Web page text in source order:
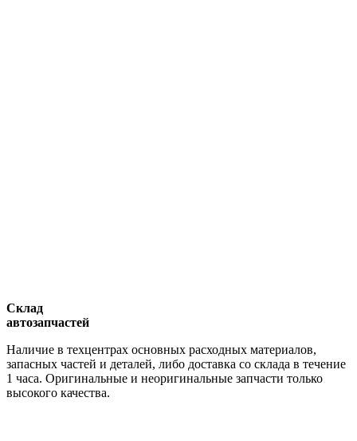
Склад
автозапчастей
Наличие в техцентрах основных расходных материалов,
запасных частей и деталей, либо доставка со склада в течение
1 часа. Оригинальные и неоригинальные запчасти только
высокого качества.